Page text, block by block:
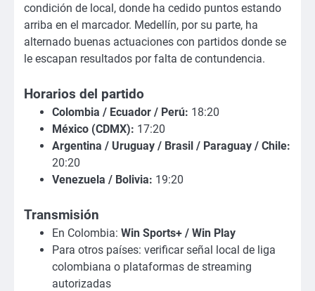
condición de local, donde ha cedido puntos estando
arriba en el marcador. Medellín, por su parte, ha
alternado buenas actuaciones con partidos donde se
le escapan resultados por falta de contundencia.
Horarios del partido
Colombia / Ecuador / Perú: 18:20
México (CDMX): 17:20
Argentina / Uruguay / Brasil / Paraguay / Chile:
20:20
Venezuela / Bolivia: 19:20
Transmisión
En Colombia: Win Sports+ / Win Play
Para otros países: verificar señal local de liga
colombiana o plataformas de streaming
autorizadas